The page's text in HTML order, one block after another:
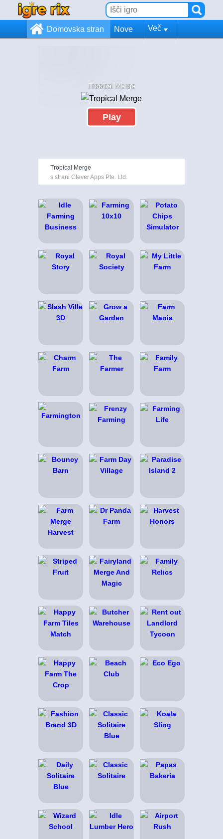
Domovska stran Nove Več
Tropical Merge
Play
Tropical Merge
s strani Clever Apps Pte. Ltd.